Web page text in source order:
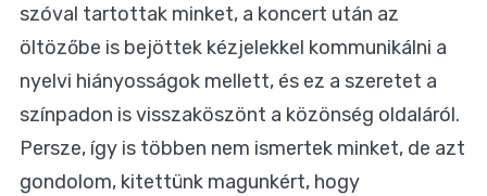
szóval tartottak minket, a koncert után az
öltözőbe is bejöttek kézjelekkel kommunikálni a
nyelvi hiányosságok mellett, és ez a szeretet a
színpadon is visszaköszönt a közönség oldaláról.
Persze, így is többen nem ismertek minket, de azt
gondolom, kitettünk magunkért, hogy